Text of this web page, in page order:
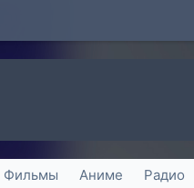
Фильмы Аниме Радио